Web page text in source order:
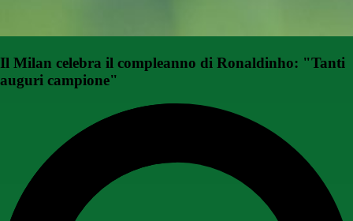
Il Milan celebra il compleanno di Ronaldinho: "Tanti
auguri campione"